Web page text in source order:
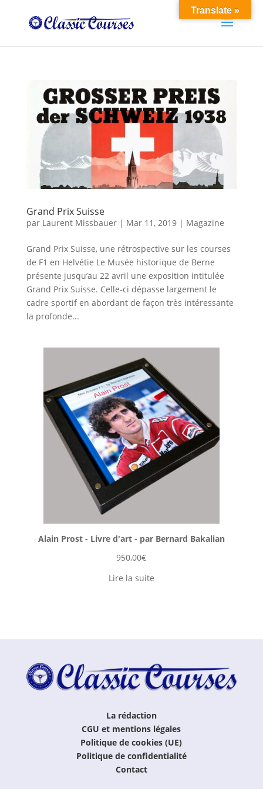
Grand Prix Suisse
par Laurent Missbauer| Mar 11, 2019| Magazine
Grand Prix Suisse, une rétrospective sur les courses
de F1 en Helvétie Le Musée historique de Berne
présente jusqu’au 22 avril une exposition intitulée
Grand Prix Suisse. Celle-ci dépasse largement le
cadre sportif en abordant de façon très intéressante
la profonde...
Alain Prost - Livre d'art - par Bernard Bakalian
950,00€
Lire la suite
La rédaction
CGU et mentions légales
Politique de cookies (UE)
Politique de confidentialité
Contact
Translate »